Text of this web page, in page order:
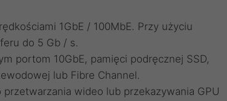
1GbE / 100MbE. Przy użyciu
do 5 Gb / s.
portom 10GbE, pamięci podręcznej SSD,
lub Fibre Channel.
wideo lub przekazywania GPU